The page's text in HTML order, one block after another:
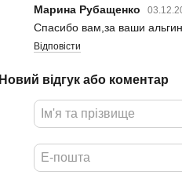
Марина Рубащенко
Спасибо вам,за ваши
Відповісти
Новий відгук або коментар